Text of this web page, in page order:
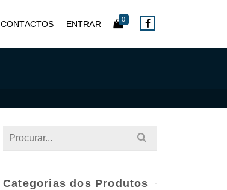
CONTACTOS ENTRAR 0
Search
Categorias dos Produtos